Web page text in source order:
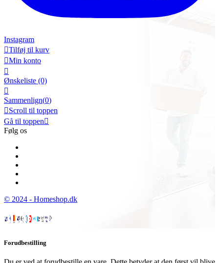
Instagram
Tilføj til kurv
Min konto

Ønskeliste (0)

Sammenlign(0)
Scroll til toppen
Gå til toppen
Følg os
© 2024 - Homeshop.dk
Forudbestilling